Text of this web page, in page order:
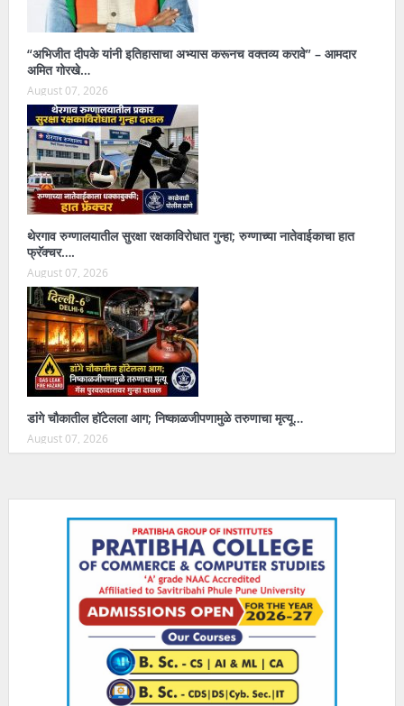
“अभिजीत दीपके यांनी इतिहासाचा अभ्यास करूनच वक्तव्य करावे” – आमदार
अमित गोरखे…
August 07, 2026
थेरगाव रुग्णालयातील सुरक्षा रक्षकाविरोधात गुन्हा; रुग्णाच्या नातेवाईकाचा हात
फ्रॅक्चर….
August 07, 2026
डांगे चौकातील हॉटेलला आग; निष्काळजीपणामुळे तरुणाचा मृत्यू…
August 07, 2026